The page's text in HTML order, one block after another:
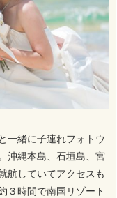
一緒に子連れフォトウ
沖縄本島、石垣島、宮
航していてアクセスも
３時間で南国リゾート